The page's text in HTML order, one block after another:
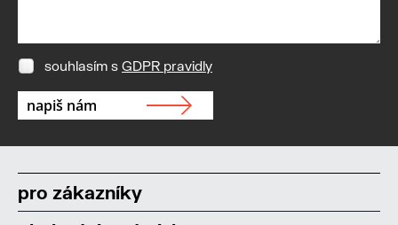
souhlasím s GDPR pravidly
pro zákazníky